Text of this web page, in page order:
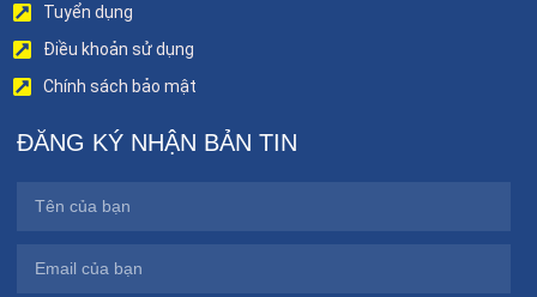
Tuyển dụng
Điều khoản sử dụng
Chính sách bảo mật
ĐĂNG KÝ NHẬN BẢN TIN